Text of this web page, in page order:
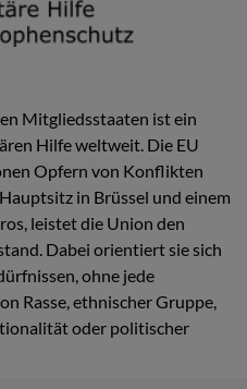
Mitgliedsstaaten ist ein
Hilfe weltweit. Die EU
Opfern von Konflikten
in Brüssel und einem
leistet die Union den
Dabei orientiert sie sich
ohne jede
Rasse, ethnischer Gruppe,
oder politischer